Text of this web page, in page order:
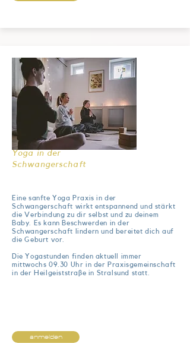
Yoga in der
Schwangerschaft
Eine sanfte Yoga Praxis in der
Schwangerschaft wirkt entspannend und stärkt
die Verbindung zu dir selbst und zu deinem
Baby. Es kann Beschwerden in der
Schwangerschaft lindern und bereitet dich auf
die Geburt vor.
Die Yogastunden finden aktuell immer
mittwochs 09.30 Uhr in der Praxisgemeinschaft
in der Heilgeiststraße in Stralsund statt.
anmelden